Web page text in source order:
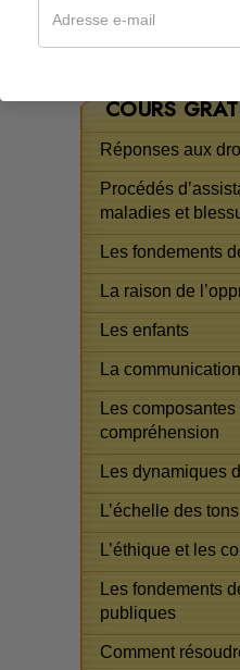
disposition des moyens de
COURS
Réponses aux
Procédés
maladies et
Les fondements
La raison de
Les enfants
La communication
Les composantes
compréhension
Les dynamiques
L’échelle des
L’éthique et les
Les fondements
publiques
Comment